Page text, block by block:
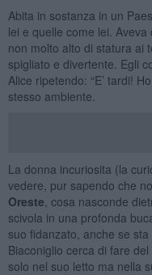
Abita in sostanza in un
lei e quelle come lei. Aveva
non molto alto di statura ai
spigliato e divertente. Egli
Alice ripetendo: “E’ tardi!
stesso ambiente.
La donna incuriosita (la
vedere, pur sapendo che
Oreste , cosa nasconde
scivola in una profonda
suo fidanzato, anche se
Biaconiglio cerca di fare
solo nel suo letto ma nella